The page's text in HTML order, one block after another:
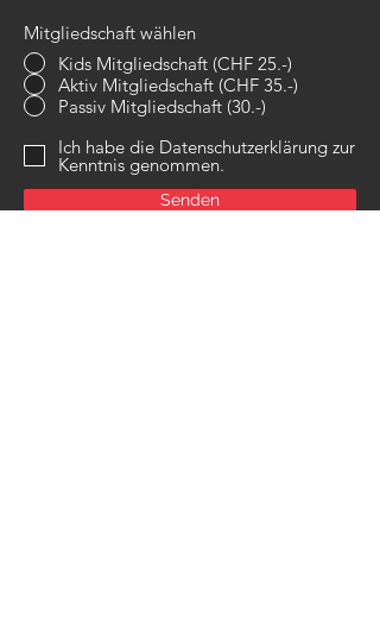
Mitgliedschaft wählen
Kids Mitgliedschaft (CHF 25.-)
Aktiv Mitgliedschaft (CHF 35.-)
Passiv Mitgliedschaft (30.-)
Ich habe die Datenschutzerklärung zur
Kenntnis genommen.
Senden